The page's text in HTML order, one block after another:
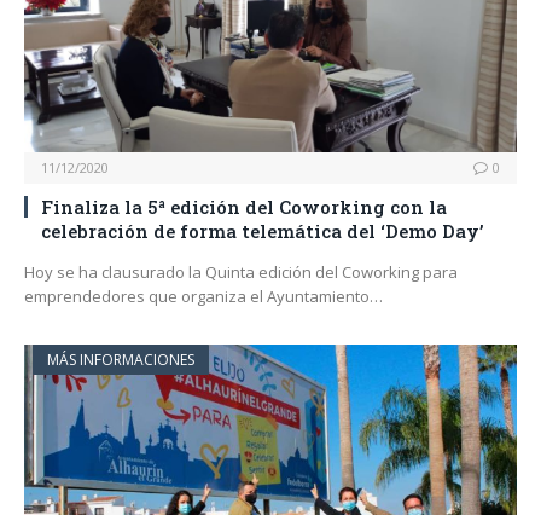
11/12/2020 0
Finaliza la 5ª edición del Coworking con la
celebración de forma telemática del ‘Demo Day’
Hoy se ha clausurado la Quinta edición del Coworking para
emprendedores que organiza el Ayuntamiento…
MÁS INFORMACIONES